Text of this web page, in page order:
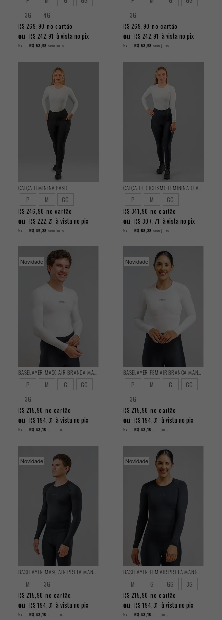
3G
4G
R$ 269,90 no cartão
ou R$ 242,91 à vista no pix
5x de R$ 53,98 sem juros
3G
R$ 269,90 no cartão
ou R$ 242,91 à vista no pix
5x de R$ 53,98 sem juros
CALÇA FEMININA BASIC
P M GG
R$ 246,90 no cartão
ou R$ 222,21 à vista no pix
5x de R$ 49,38 sem juros
P M GG
R$ 341,90 no cartão
ou R$ 307,71 à vista no pix
5x de R$ 68,38 sem juros
Novidade
BASELAYER MASC AIR BRANCA MANGA LONGA
P M G
GG
3G
R$ 215,90 no cartão
ou R$ 194,31 à vista no pix
5x de R$ 43,18 sem juros
Novidade
BASELAYER FEM AIR BRANCA MANGA LONGA
P M G
GG
3G
R$ 215,90 no cartão
ou R$ 194,31 à vista no pix
5x de R$ 43,18 sem juros
Novidade
M 3G
R$ 215,90 no cartão
ou R$ 194,31 à vista no pix
5x de R$ 43,18 sem juros
Novidade
M G GG 3G
R$ 215,90 no cartão
ou R$ 194,31 à vista no pix
5x de R$ 43,18 sem juros